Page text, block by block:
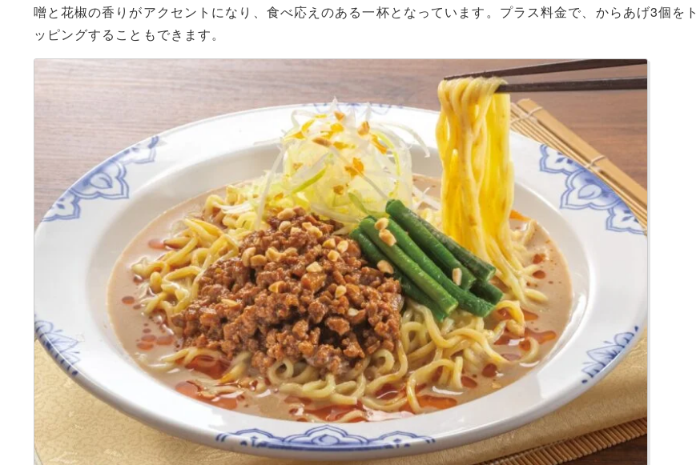
噌と花椒の香りがアクセントになり、食べ応えのある一杯となっています。プラス料金で、からあげ3個をト
ッピングすることもできます。